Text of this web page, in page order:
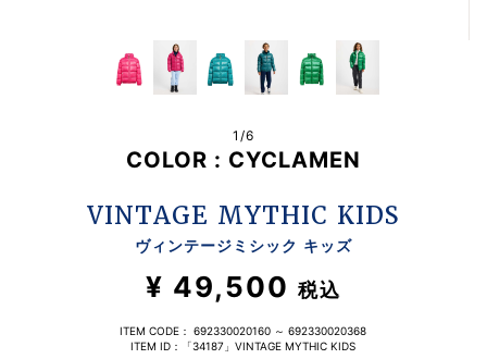
1/6
COLOR : CYCLAMEN
VINTAGE MYTHIC KIDS
ヴィンテージミシック キッズ
¥ 49,500 税込
ITEM CODE：692330020160 ～ 692330020368
ITEM ID：「34187」VINTAGE MYTHIC KIDS